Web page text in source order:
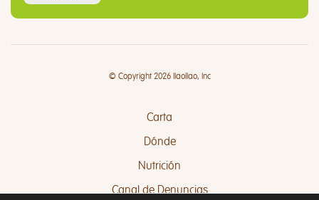
© Copyright 2026 llaollao, Inc
Carta
Dónde
Nutrición
Canal de Denuncias